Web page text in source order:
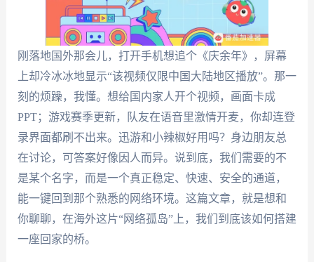
刚落地国外那会儿，打开手机想追个《庆余年》，屏幕
上却冷冰冰地显示“该视频仅限中国大陆地区播放”。那一
刻的烦躁，我懂。想给国内家人开个视频，画面卡成
PPT；游戏赛季更新，队友在语音里激情开麦，你却连登
录界面都刷不出来。迅游和小辣椒好用吗？身边朋友总
在讨论，可答案好像因人而异。说到底，我们需要的不
是某个名字，而是一个真正稳定、快速、安全的通道，
能一键回到那个熟悉的网络环境。这篇文章，就是想和
你聊聊，在海外这片“网络孤岛”上，我们到底该如何搭建
一座回家的桥。